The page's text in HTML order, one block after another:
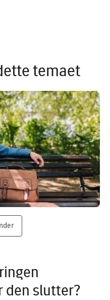
temaet
den slutter?